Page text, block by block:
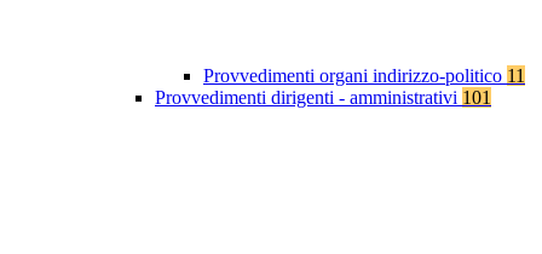
Provvedimenti organi indirizzo-politico 11
Provvedimenti dirigenti - amministrativi 101